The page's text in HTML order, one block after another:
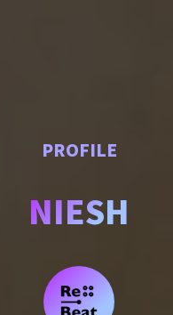
PROFILE
NIESH